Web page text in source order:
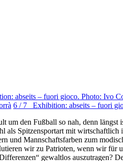
abseits – fuori gioco. Photo: Ivo
6 / 7 Exhibition: abseits – fuori
um den Fußball so nah, denn
Spitzensportart mit
und Mannschaftsfarben zum
wir zu Patrioten, wenn wir
gewaltlos auszutragen?